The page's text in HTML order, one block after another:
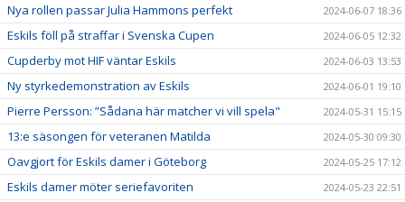
Nya rollen passar Julia Hammons perfekt 2024-06-07 18:36
Eskils föll på straffar i Svenska Cupen 2024-06-05 12:32
Cupderby mot HIF väntar Eskils 2024-06-03 13:53
Ny styrkedemonstration av Eskils 2024-06-01 19:10
Pierre Persson: ”Sådana här matcher vi vill spela" 2024-05-31 15:15
13:e säsongen för veteranen Matilda 2024-05-30 09:30
Oavgjort för Eskils damer i Göteborg 2024-05-25 17:12
Eskils damer möter seriefavoriten 2024-05-23 22:51